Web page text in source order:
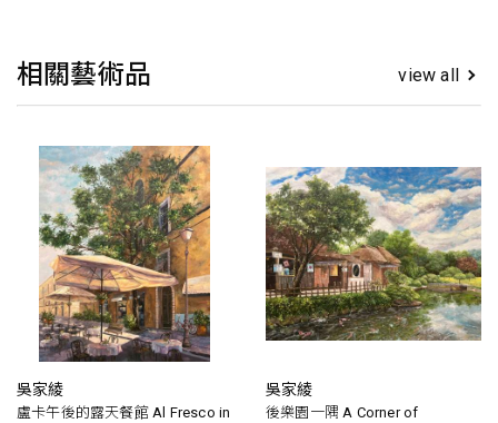
相關藝術品 view all
吳家綾
盧卡午後的露天餐館 Al Fresco in
吳家綾
後樂園一隅 A Corner of